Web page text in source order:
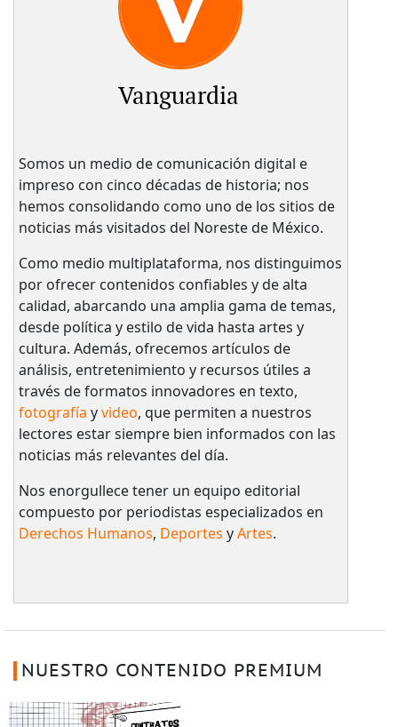
Vanguardia
Somos un medio de comunicación digital e
impreso con cinco décadas de historia; nos
hemos consolidando como uno de los sitios de
noticias más visitados del Noreste de México.
Como medio multiplataforma, nos distinguimos
por ofrecer contenidos confiables y de alta
calidad, abarcando una amplia gama de temas,
desde política y estilo de vida hasta artes y
cultura. Además, ofrecemos artículos de
análisis, entretenimiento y recursos útiles a
través de formatos innovadores en texto,
fotografía yvideo, que permiten a nuestros
lectores estar siempre bien informados con las
noticias más relevantes del día.
Nos enorgullece tener un equipo editorial
compuesto por periodistas especializados en
Derechos Humanos, Deportes yArtes.
NUESTRO CONTENIDO PREMIUM